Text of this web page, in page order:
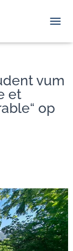
vum
et
op